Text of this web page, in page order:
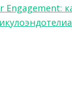
Engagement: